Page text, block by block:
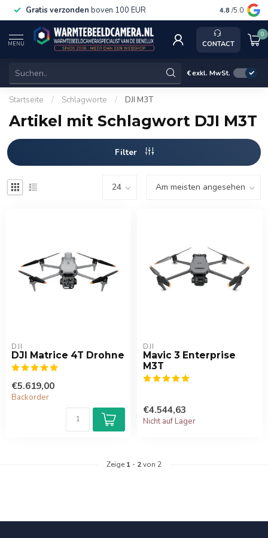
Gratis verzonden boven 100 EUR Service,
4.8 /5.0
MENU CONTACT
0
€exkl. MwSt.
Startseite / Schlagworte / DJI M3T
Artikel mit Schlagwort DJI M3T
Filter
DJI
DJI Matrice 4T Drohne
€5.619,00
Backorder
DJI
Mavic 3 Enterprise
M3T
€4.544,63
Nicht auf Lager
Zeige 1 - 2von 2